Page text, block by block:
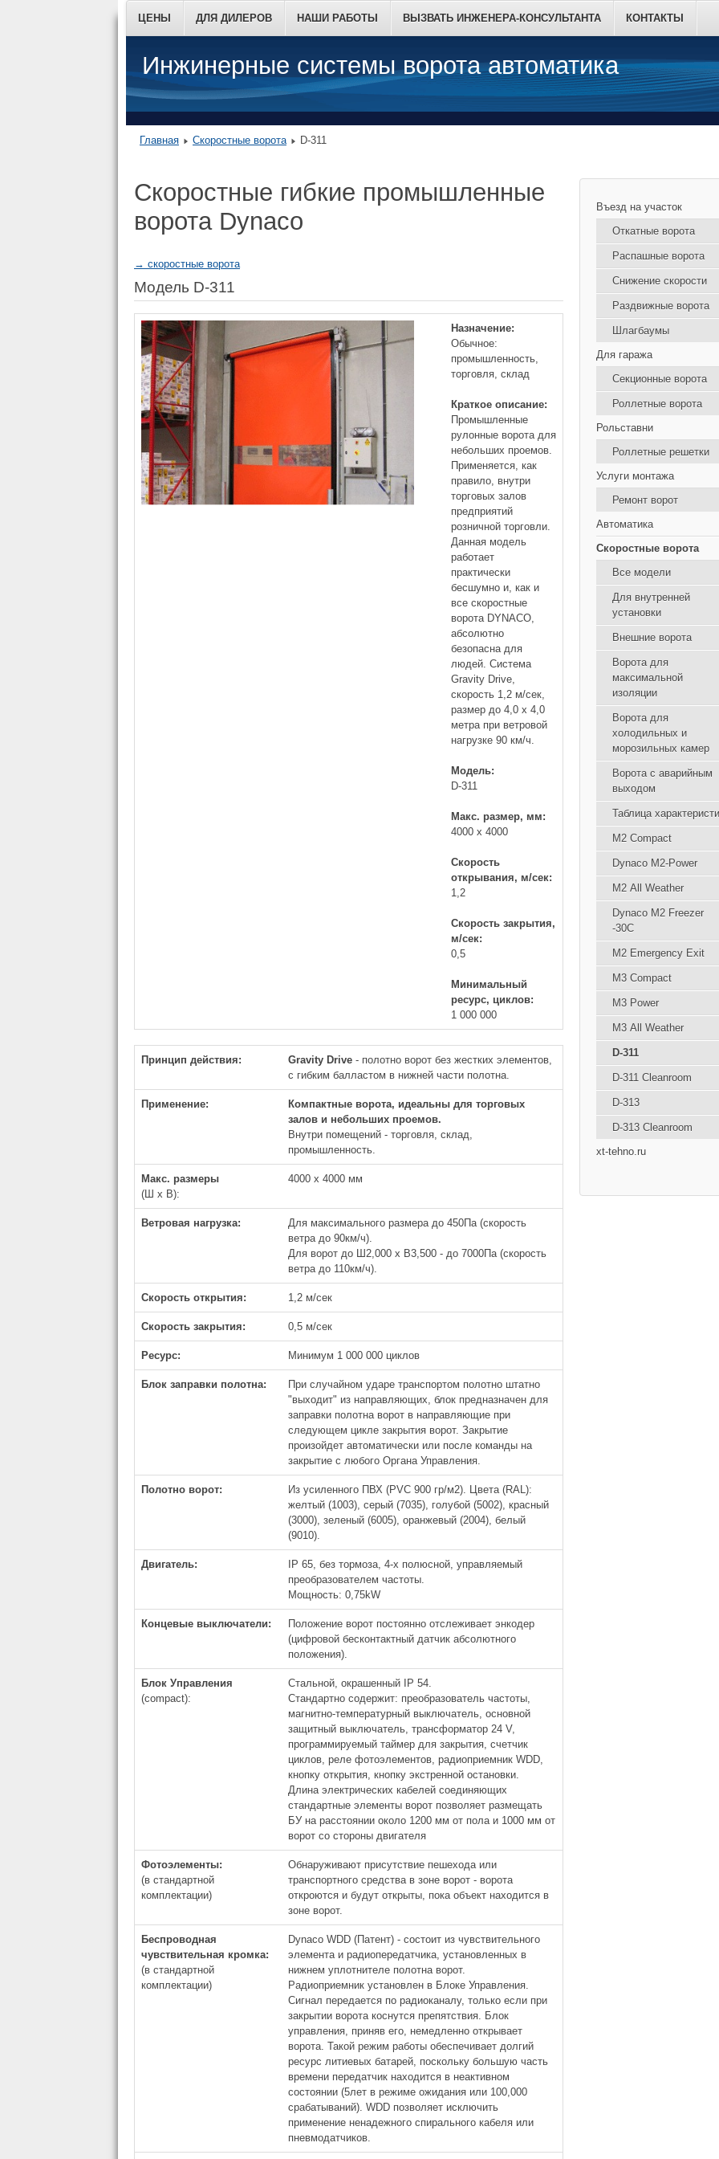
Инжинерные системы ворота автоматика
ЦЕНЫ ДЛЯ ДИЛЕРОВ НАШИ РАБОТЫ ВЫЗВАТЬ ИНЖЕНЕРА-КОНСУЛЬТАНТА КОНТАКТЫ
Главная Скоростные ворота D-311
Скоростные гибкие промышленные
ворота Dynaco
→ cкоростные ворота
Модель D-311
Назначение:
Обычное:
промышленность,
торговля, склад
Краткое описание:
Промышленные
рулонные ворота для
небольших проемов.
Применяется, как
правило, внутри
торговых залов
предприятий
розничной торговли.
Данная модель
работает
практически
бесшумно и, как и
все скоростные
ворота DYNACO,
абсолютно
безопасна для
людей. Система
Gravity Drive,
скорость 1,2 м/сек,
размер до 4,0 х 4,0
метра при ветровой
нагрузке 90 км/ч.
Модель:
D-311
Макс. размер, мм:
4000 х 4000
Скорость
открывания, м/сек:
1,2
Скорость закрытия,
м/сек:
0,5
Минимальный
ресурс, циклов:
1 000 000
Принцип действия: Gravity Drive - полотно ворот без жестких элементов,
с гибким балластом в нижней части полотна.
Применение:
Компактные ворота, идеальны для торговых
залов и небольших проемов.
Внутри помещений - торговля, склад,
промышленность.
Макс. размеры
(Ш х В):
4000 x 4000 мм
Ветровая нагрузка:
Для максимального размера до 450Па (скорость
ветра до 90км/ч).
Для ворот до Ш2,000 х В3,500 - до 7000Па (скорость
ветра до 110км/ч).
Скорость открытия: 1,2 м/сек
Скорость закрытия: 0,5 м/сек
Ресурс: Минимум 1 000 000 циклов
Блок заправки полотна:
При случайном ударе транспортом полотно штатно
"выходит" из направляющих, блок предназначен для
заправки полотна ворот в направляющие при
следующем цикле закрытия ворот. Закрытие
произойдет автоматически или после команды на
закрытие с любого Органа Управления.
Полотно ворот:
Из усиленного ПВХ (PVC 900 гр/м2). Цвета (RAL):
желтый (1003), серый (7035), голубой (5002), красный
(3000), зеленый (6005), оранжевый (2004), белый
(9010).
Двигатель:
IP 65, без тормоза, 4-х полюсной, управляемый
преобразователем частоты.
Мощность: 0,75kW
Концевые выключатели:
Положение ворот постоянно отслеживает энкодер
(цифровой бесконтактный датчик абсолютного
положения).
Блок Управления
(compact):
Cтальной, окрашенный IP 54.
Стандартно содержит: преобразователь частоты,
магнитно-температурный выключатель, основной
защитный выключатель, трансформатор 24 V,
программируемый таймер для закрытия, счетчик
циклов, реле фотоэлементов, радиоприемник WDD,
кнопку открытия, кнопку экстренной остановки.
Длина электрических кабелей соединяющих
стандартные элементы ворот позволяет размещать
БУ на расстоянии около 1200 мм от пола и 1000 мм от
ворот со стороны двигателя
Фотоэлементы:
(в стандартной
комплектации)
Обнаруживают присутствие пешехода или
транспортного средства в зоне ворот - ворота
откроются и будут открыты, пока объект находится в
зоне ворот.
Беспроводная
чувствительная кромка:
(в стандартной
комплектации)
Dynaco WDD (Патент) - состоит из чувствительного
элемента и радиопередатчика, установленных в
нижнем уплотнителе полотна ворот.
Радиоприемник установлен в Блоке Управления.
Сигнал передается по радиоканалу, только если при
закрытии ворота коснутся препятствия. Блок
управления, приняв его, немедленно открывает
ворота. Такой режим работы обеспечивает долгий
ресурс литиевых батарей, поскольку большую часть
времени передатчик находится в неактивном
состоянии (5лет в режиме ожидания или 100,000
срабатываний). WDD позволяет исключить
применение ненадежного спирального кабеля или
пневмодатчиков.
Въезд на участок
Откатные ворота
Распашные ворота
Снижение скорости
Раздвижные ворота
Шлагбаумы
Для гаража
Секционные ворота
Роллетные ворота
Рольставни
Роллетные решетки
Услуги монтажа
Ремонт ворот
Автоматика
Скоростные ворота
Все модели
Для внутренней
установки
Внешние ворота
Ворота для
максимальной
изоляции
Ворота для
холодильных и
морозильных камер
Ворота с аварийным
выходом
Таблица
М2 Compact
Dynaco M2-Power
М2 All Weather
Dynaco М2 Freezer
-30C
М2 Emergency Exit
М3 Compact
М3 Power
М3 All Weather
D-311
D-311 Cleanroom
D-313
D-313 Cleanroom
xt-tehno.ru